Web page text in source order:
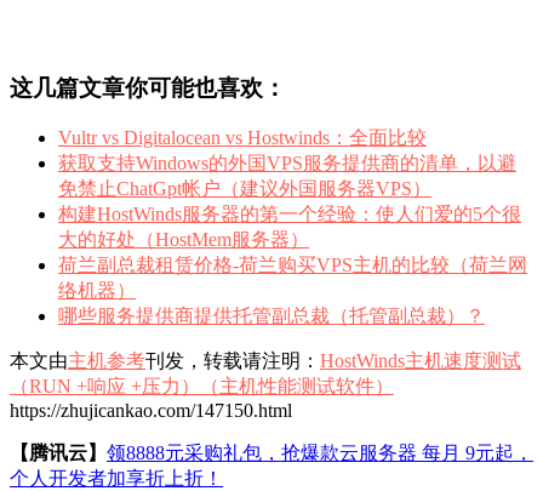
这几篇文章你可能也喜欢：
Vultr vs Digitalocean vs Hostwinds：全面比较
获取支持Windows的外国VPS服务提供商的清单，以避
免禁止ChatGpt帐户（建议外国服务器VPS）
构建HostWinds服务器的第一个经验：使人们爱的5个很
大的好处（HostMem服务器）
荷兰副总裁租赁价格-荷兰购买VPS主机的比较（荷兰网
络机器）
哪些服务提供商提供托管副总裁（托管副总裁）？
本文由主机参考刊发，转载请注明： HostWinds主机速度测试
（RUN +响应 +压力）（主机性能测试软件）
https://zhujicankao.com/147150.html
【腾讯云】 领8888元采购礼包，抢爆款云服务器 每月 9元起，
个人开发者加享折上折！